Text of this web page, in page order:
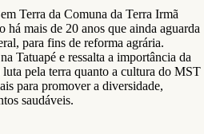
Terra da Comuna da Terra Irmã
há mais de 20 anos que ainda aguarda
para fins de reforma agrária.
Tatuapé e ressalta a importância da
luta pela terra quanto a cultura do MST
para promover a diversidade,
saudáveis.